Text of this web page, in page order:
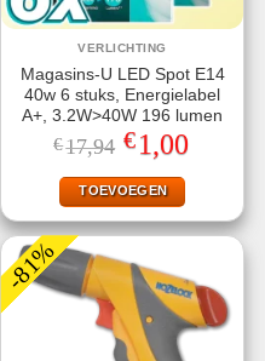
VERLICHTING
Magasins-U LED Spot E14
40w 6 stuks, Energielabel
A+, 3.2W>40W 196 lumen
€17,94 Oorspronkelijke
prijs
was:
€17,94.
€1,00Huidige
prijs
TOEVOEGEN
-81%